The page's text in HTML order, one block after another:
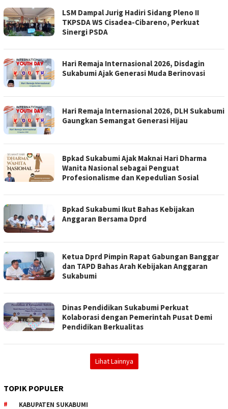
LSM Dampal Jurig Hadiri Sidang Pleno II
TKPSDA WS Cisadea-Cibareno, Perkuat
Sinergi PSDA
Hari Remaja Internasional 2026, Disdagin
Sukabumi Ajak Generasi Muda Berinovasi
Hari Remaja Internasional 2026, DLH Sukabumi
Gaungkan Semangat Generasi Hijau
Bpkad Sukabumi Ajak Maknai Hari Dharma
Wanita Nasional sebagai Penguat
Profesionalisme dan Kepedulian Sosial
Bpkad Sukabumi Ikut Bahas Kebijakan
Anggaran Bersama Dprd
Ketua Dprd Pimpin Rapat Gabungan Banggar
dan TAPD Bahas Arah Kebijakan Anggaran
Sukabumi
Dinas Pendidikan Sukabumi Perkuat
Kolaborasi dengan Pemerintah Pusat Demi
Pendidikan Berkualitas
Lihat Lainnya
TOPIK POPULER
KABUPATEN SUKABUMI